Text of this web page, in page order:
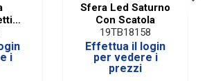
(6
i
Sfera Led Saturno
Con Scatola
19TB18158
Effettua il login
per vedere i
prezzi